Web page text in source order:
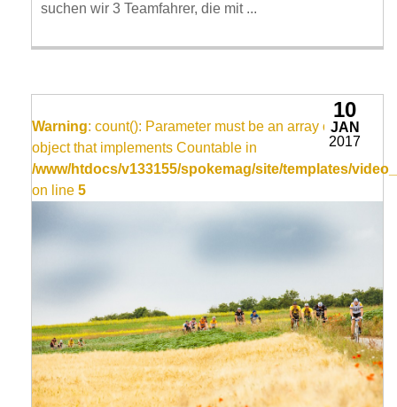
suchen wir 3 Teamfahrer, die mit ...
Warning: count(): Parameter must be an array or an
object that implements Countable in
/www/htdocs/v133155/spokemag/site/templates/
on line 5
10
JAN
2017